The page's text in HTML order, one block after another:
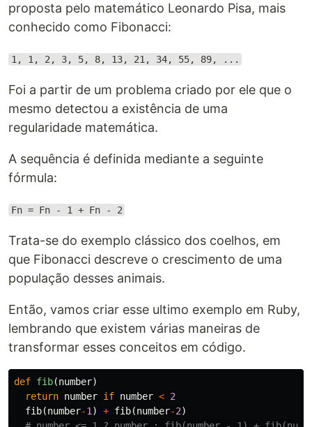
proposta pelo matemático Leonardo Pisa, mais
conhecido como Fibonacci:
1, 1, 2, 3, 5, 8, 13, 21, 34, 55, 89, ...
Foi a partir de um problema criado por ele que o
mesmo detectou a existência de uma
regularidade matemática.
A sequência é definida mediante a seguinte
fórmula:
Fn = Fn - 1 + Fn - 2
Trata-se do exemplo clássico dos coelhos, em
que Fibonacci descreve o crescimento de uma
população desses animais.
Então, vamos criar esse ultimo exemplo em Ruby,
lembrando que existem várias maneiras de
transformar esses conceitos em código.
def fib(number)
return number if number < 2
fib(number-1 ) + fib(number-2)